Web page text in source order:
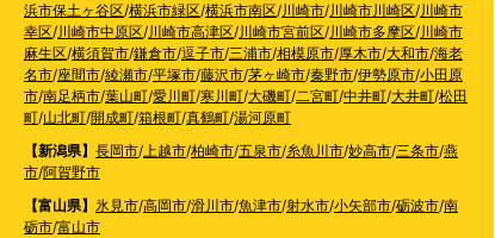
浜市保土ヶ谷区/横浜市緑区/横浜市南区/川崎市/川崎市川崎区/川崎市
幸区/川崎市中原区/川崎市高津区/川崎市宮前区/川崎市多摩区/川崎市
麻生区/横須賀市/鎌倉市/逗子市/三浦市/相模原市/厚木市/大和市/海老
名市/座間市/綾瀬市/平塚市/藤沢市/茅ヶ崎市/秦野市/伊勢原市/小田原
市/南足柄市/葉山町/愛川町/寒川町/大磯町/二宮町/中井町/大井町/松田
町/山北町/開成町/箱根町/真鶴町/湯河原町
【新潟県】 長岡市/上越市/柏崎市/五泉市/糸魚川市/妙高市/三条市/燕
市/阿賀野市
【富山県】 氷見市/高岡市/滑川市/魚津市/射水市/小矢部市/砺波市/南
砺市/富山市